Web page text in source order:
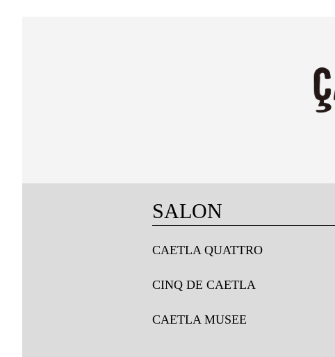
SALON
CAETLA QUATTRO
CINQ DE CAETLA
CAETLA MUSEE